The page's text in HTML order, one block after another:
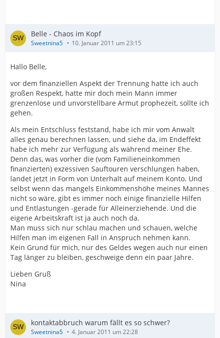
Belle - Chaos im Kopf
Sweetnina5 10. Januar 2011 um 23:15
Hallo Belle,
vor dem finanziellen Aspekt der Trennung hatte ich auch
großen Respekt, hatte mir doch mein Mann immer
grenzenlose und unvorstellbare Armut prophezeit, sollte ich
gehen.
Als mein Entschluss feststand, habe ich mir vom Anwalt
alles genau berechnen lassen, und siehe da, im Endeffekt
habe ich mehr zur Verfügung als während meiner Ehe.
Denn das, was vorher die (vom Familieneinkommen
finanzierten) exzessiven Sauftouren verschlungen haben,
landet jetzt in Form von Unterhalt auf meinem Konto. Und
selbst wenn das mangels Einkommenshöhe meines Mannes
nicht so wäre, gibt es immer noch einige finanzielle Hilfen
und Entlastungen -gerade für Alleinerziehende. Und die
eigene Arbeitskraft ist ja auch noch da.
Man muss sich nur schlau machen und schauen, welche
Hilfen man im eigenen Fall in Anspruch nehmen kann.
Kein Grund für mich, nur des Geldes wegen auch nur einen
Tag länger zu bleiben, geschweige denn ein paar Jahre.
Lieben Gruß
Nina
kontaktabbruch warum fällt es so schwer?
Sweetnina5 4. Januar 2011 um 22:28